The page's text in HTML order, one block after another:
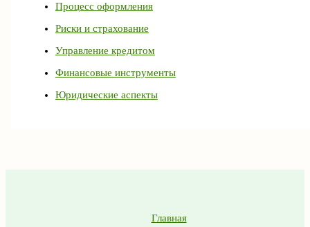
Процесс оформления
Риски и страхование
Управление кредитом
Финансовые инструменты
Юридические аспекты
Главная